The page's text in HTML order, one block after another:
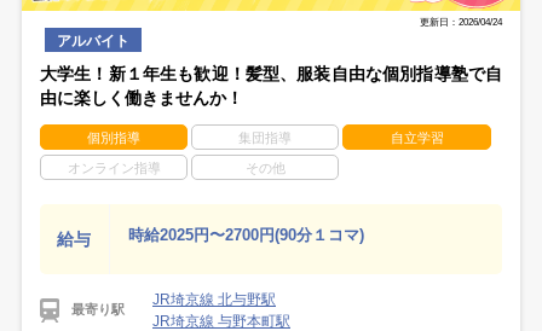
更新日：2026/04/24
アルバイト
大学生！新１年生も歓迎！髪型、服装自由な個別指導塾で自
由に楽しく働きませんか！
個別指導 集団指導 自立学習
オンライン指導 その他
給与 時給2025円〜2700円(90分１コマ)
最寄り駅
JR埼京線 北与野駅
JR埼京線 与野本町駅